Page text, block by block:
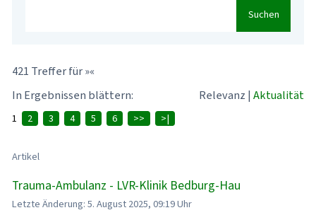
Suchen
421 Treffer für »«
In Ergebnissen blättern:
Relevanz | Aktualität
1 2 3 4 5 6 >> >|
Artikel
Trauma-Ambulanz - LVR-Klinik Bedburg-Hau
Letzte Änderung: 5. August 2025, 09:19 Uhr